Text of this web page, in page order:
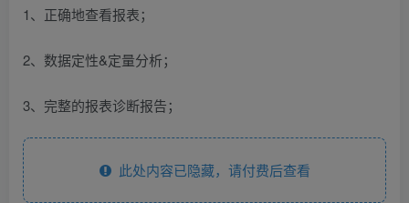
1、正确地查看报表；
2、数据定性&定量分析；
3、完整的报表诊断报告；
此处内容已隐藏，请付费后查看